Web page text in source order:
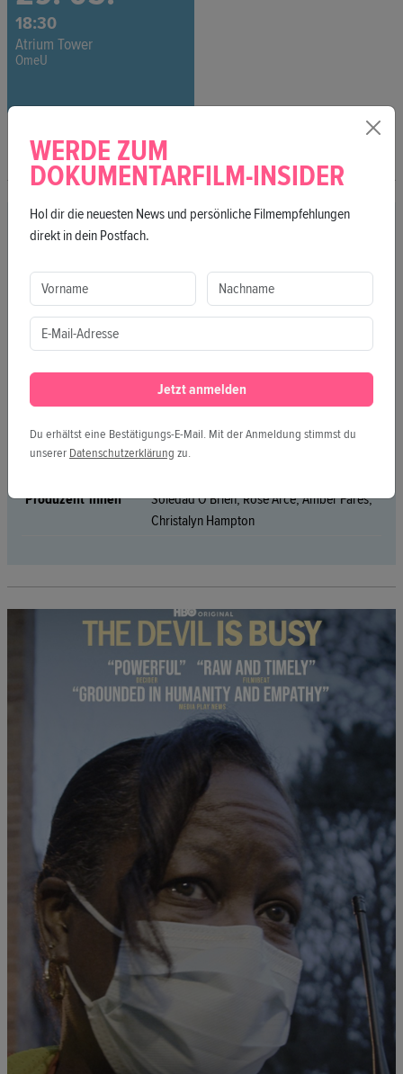
18:30
Atrium Tower
OmeU
CREDITS
Produktionsland
Länge
31 min
FSK
16
Sprache
Englisch
Untertitel
Englisch
Premiere
Keine Premiere
Produzent*innen
Soledad O'Brien, Rose Arce, Amber Fares,
Christalyn Hampton
WERDE ZUM
DOKUMENTARFILM-INSIDER
Hol dir die neuesten News und persönliche Filmempfehlungen
direkt in dein Postfach.
Jetzt anmelden
Du erhältst eine Bestätigungs-E-Mail. Mit der Anmeldung stimmst du
unserer Datenschutzerklärung zu.